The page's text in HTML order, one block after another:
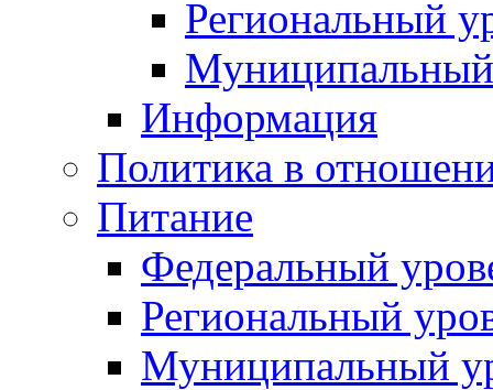
Региональный
Информация
Политика в
Питание
Федеральный
Региональный
Муниципальный